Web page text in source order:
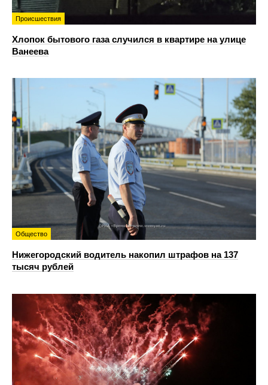
Происшествия
Хлопок бытового газа случился в квартире на улице
Ванеева
Общество
Нижегородский водитель накопил штрафов на 137
тысяч рублей